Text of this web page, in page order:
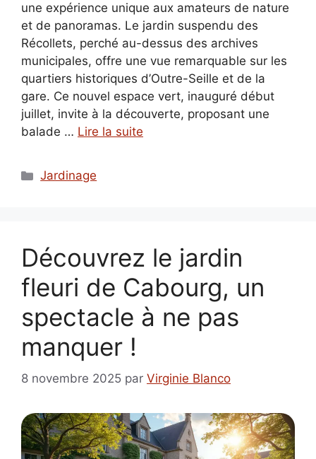
une expérience unique aux amateurs de nature
et de panoramas. Le jardin suspendu des
Récollets, perché au-dessus des archives
municipales, offre une vue remarquable sur les
quartiers historiques d’Outre-Seille et de la
gare. Ce nouvel espace vert, inauguré début
juillet, invite à la découverte, proposant une
balade … Lire la suite
Catégories
Jardinage
Découvrez le jardin
fleuri de Cabourg, un
spectacle à ne pas
manquer !
8 novembre 2025 par Virginie Blanco